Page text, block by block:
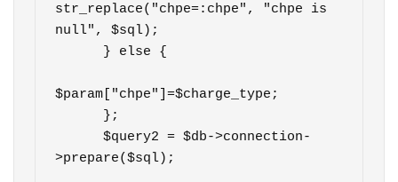
str_replace("chpe=:chpe", "chpe is
null", $sql);
$param["chpe"]=$charge_type;
      $query2 = $db->connection-
>prepare($sql);